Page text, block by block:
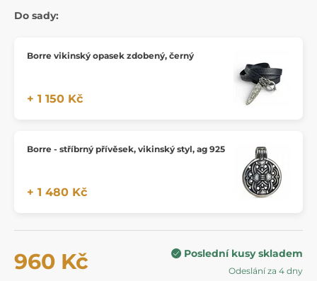
Do sady:
Borre vikinský opasek zdobený, černý
+ 1 150 Kč
Borre - stříbrný přívěsek, vikinský styl, ag 925
+ 1 480 Kč
960 Kč Poslední kusy skladem
Odeslání za 4 dny